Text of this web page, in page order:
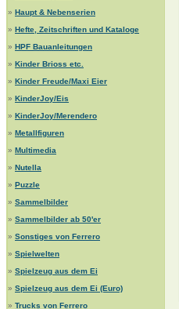
» Haupt & Nebenserien
» Hefte, Zeitschriften und Kataloge
» HPF Bauanleitungen
» Kinder Brioss etc.
» Kinder Freude/Maxi Eier
» KinderJoy/Eis
» KinderJoy/Merendero
» Metallfiguren
» Multimedia
» Nutella
» Puzzle
» Sammelbilder
» Sammelbilder ab 50'er
» Sonstiges von Ferrero
» Spielwelten
» Spielzeug aus dem Ei
» Spielzeug aus dem Ei (Euro)
» Trucks von Ferrero